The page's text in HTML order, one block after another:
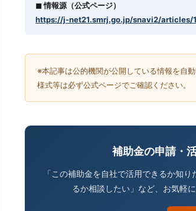
◼︎ 情報源（公式ページ）
https://j-net21.smrj.go.jp/snavi2/articles/
※本記事は公的機関が公開している情報を自
様式等は必ず公式ページでご確認ください。
補助金の申請・
「この補助金を自社で活用できるか知
るか相談したい」など、お気軽